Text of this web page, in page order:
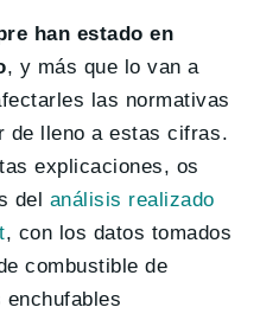
han estado en
, y más que lo van a
las normativas
de lleno a estas cifras.
explicaciones, os
del análisis realizado
, con los datos tomados
combustible de